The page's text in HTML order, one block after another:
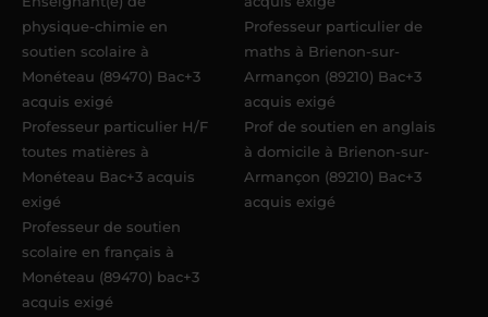
physique-chimie en
soutien scolaire à
Monéteau (89470) Bac+3
acquis exigé
Professeur particulier H/F
toutes matières à
Monéteau Bac+3 acquis
exigé
Professeur de soutien
scolaire en français à
Monéteau (89470) bac+3
acquis exigé
Professeur particulier de
maths à Brienon-sur-
Armançon (89210) Bac+3
acquis exigé
Prof de soutien en anglais
à domicile à Brienon-sur-
Armançon (89210) Bac+3
acquis exigé